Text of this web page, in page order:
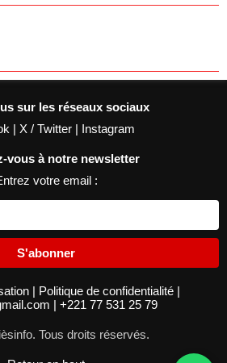
sur les réseaux sociaux
| X / Twitter | Instagram
vous à notre newsletter
votre email :
S'abonner
| Politique de confidentialité |
| +221 77 531 25 79
Tous droits réservés.